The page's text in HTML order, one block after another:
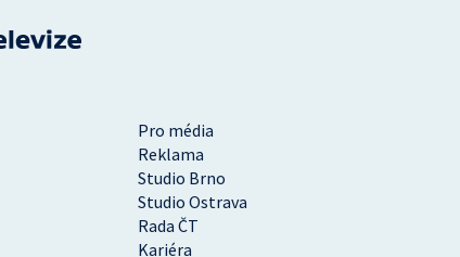
Pro média
Reklama
Studio Brno
Studio Ostrava
Rada ČT
Kariéra